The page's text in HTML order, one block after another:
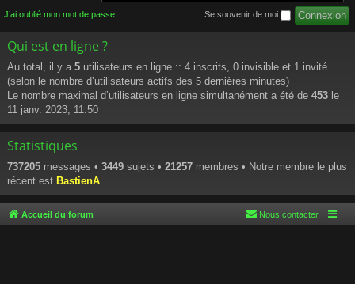
J’ai oublié mon mot de passe Se souvenir de moi
Qui est en ligne ?
Au total, il y a 5 utilisateurs en ligne :: 4 inscrits, 0 invisible et 1 invité
(selon le nombre d’utilisateurs actifs des 5 dernières minutes)
Le nombre maximal d’utilisateurs en ligne simultanément a été de 453 le
11 janv. 2023, 11:50
Statistiques
737205 messages • 3449 sujets • 21257 membres • Notre membre le plus
récent est BastienA
Accueil du forum Nous contacter